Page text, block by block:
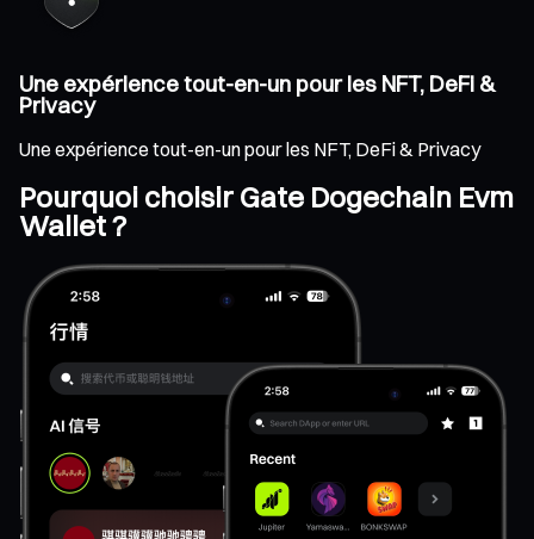
Une expérience tout-en-un pour les NFT, DeFi &
Privacy
Une expérience tout-en-un pour les NFT, DeFi & Privacy
Pourquoi choisir Gate Dogechain Evm
Wallet ?